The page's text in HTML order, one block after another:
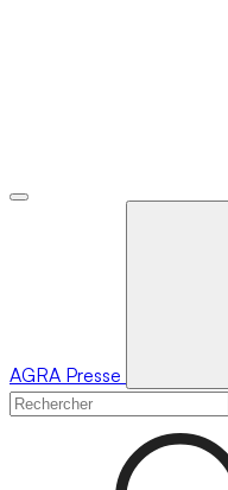
AGRA Presse